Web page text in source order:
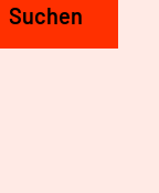
Suchen